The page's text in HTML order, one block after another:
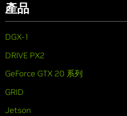
產品
DGX-1
DRIVE PX2
GeForce GTX 20 系列
GRID
Jetson